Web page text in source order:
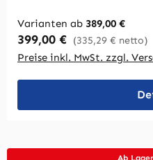
Varianten ab 389,00 €
Regulärer Preis:
399,00 € (335,29 € netto)
Preise inkl. MwSt. zzgl.
Ab